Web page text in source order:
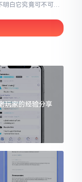
白它究竟可不可以
是不同的事物,像是
玩家的经验分享